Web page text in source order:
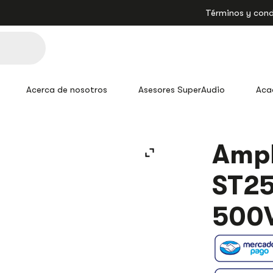
Términos y
Acerca de nosotros Asesores SuperAudio
AMBIENTAL
ST2500BC
PRO
DJ
CANTIDAD